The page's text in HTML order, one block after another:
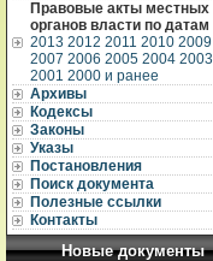
Правовые акты местных
органов власти по датам
2013 2012 2011 2010 2009
2007 2006 2005 2004 2003
2001 2000 и ранее
Архивы
Кодексы
Законы
Указы
Постановления
Поиск документа
Полезные ссылки
Контакты
Новые документы